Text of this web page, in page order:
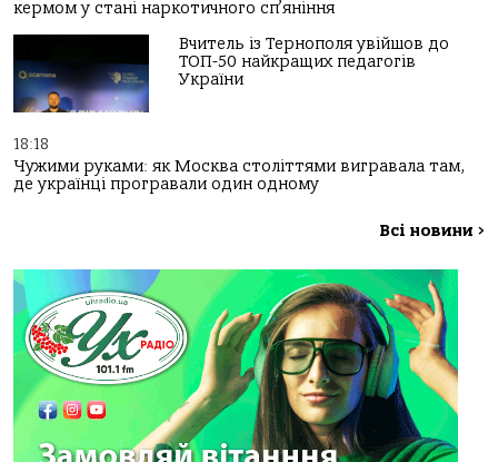
кермом у стані наркотичного сп’яніння
Вчитель із Тернополя увійшов до
ТОП-50 найкращих педагогів
України
18:18
Чужими руками: як Москва століттями вигравала там,
де українці програвали один одному
Всі новини >